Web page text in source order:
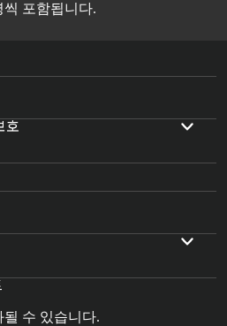
씩 포함됩니다.
호
수 있습니다.